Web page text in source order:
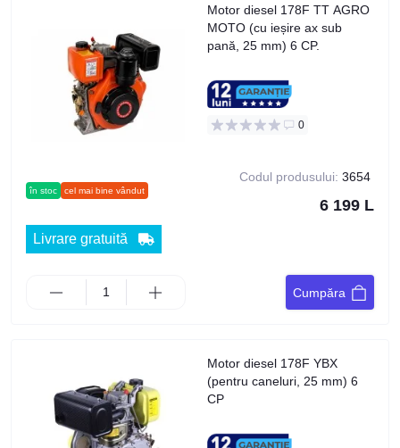
în stoc cel mai bine vândut
Motor diesel 178F TT AGRO
MOTO (cu ieșire ax sub
pană, 25 mm) 6 CP.
0
Codul produsului: 3654
6 199 L
Livrare gratuită
Cumpăra
Motor diesel 178F YBX
(pentru caneluri, 25 mm) 6
CP